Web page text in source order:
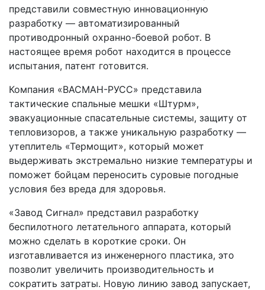
представили совместную инновационную
разработку — автоматизированный
противодронный охранно-боевой робот. В
настоящее время робот находится в процессе
испытания, патент готовится.
Компания «ВАСМАН-РУСС» представила
тактические спальные мешки «Штурм»,
эвакуационные спасательные системы, защиту от
тепловизоров, а также уникальную разработку —
утеплитель «Термощит», который может
выдерживать экстремально низкие температуры и
поможет бойцам переносить суровые погодные
условия без вреда для здоровья.
«Завод Сигнал» представил разработку
беспилотного летательного аппарата, который
можно сделать в короткие сроки. Он
изготавливается из инженерного пластика, это
позволит увеличить производительность и
сократить затраты. Новую линию завод запускает,